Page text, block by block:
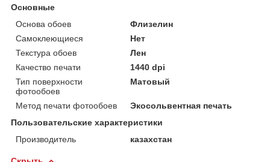
Основные
Основа обоев
Флизелин
Самоклеющиеся
Нет
Текстура обоев
Лен
Качество печати
1440 dpi
Тип поверхности
фотообоев
Матовый
Метод печати фотообоев
Экосольвентная печать
Пользовательские характеристики
Производитель
казахстан